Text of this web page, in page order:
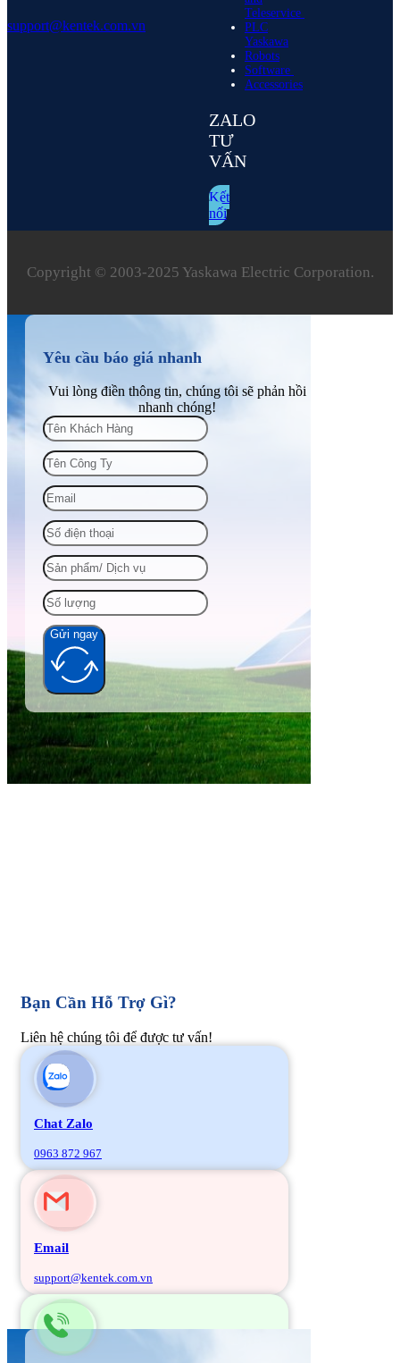
support@kentek.com.vn
Teleservice
PLC
Yaskawa
Robots
Software
Accessories
ZALO
TƯ
VẤN
Kết
nối
Copyright © 2003‑2025 Yaskawa Electric Corporation.
Yêu cầu báo giá nhanh
Vui lòng điền thông tin, chúng tôi sẽ phản hồi
nhanh chóng!
Gửi ngay
Bạn Cần Hỗ Trợ Gì?
Liên hệ chúng tôi để được tư vấn!
Chat Zalo
0963 872 967
Email
support@kentek.com.vn